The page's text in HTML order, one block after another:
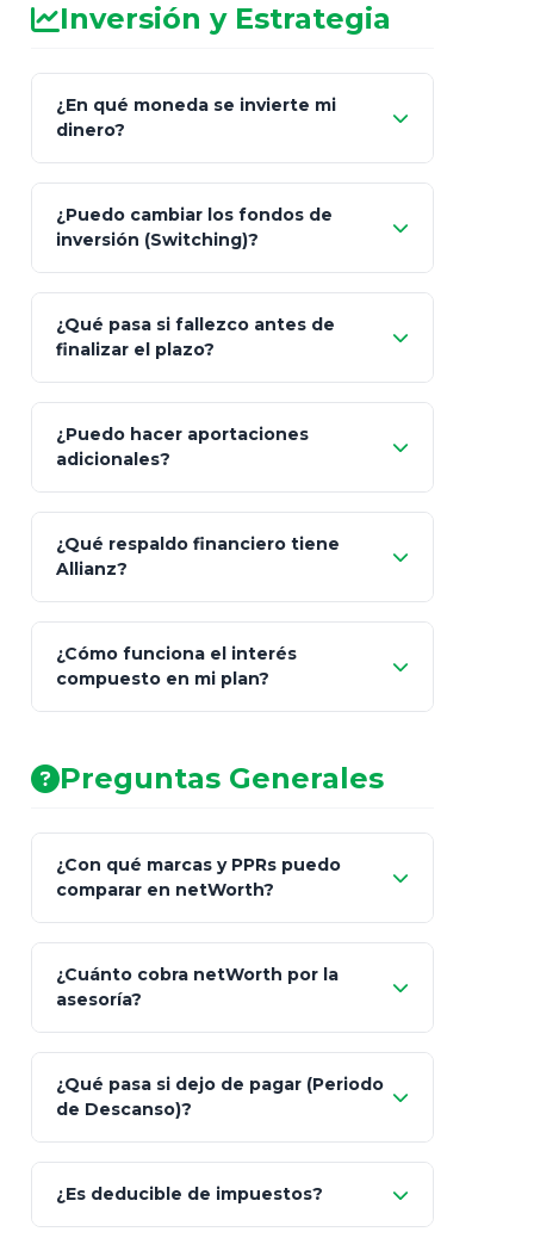
Inversión y Estrategia
¿En qué moneda se invierte mi
dinero?
inflación), Dólares o Euros
¿Puedo cambiar los fondos de
inversión (Switching)?
"Switching" (cambio de fondos)
¿Qué pasa si fallezco antes de
finalizar el plazo?
100% a tus
beneficiarios designados
¿Puedo hacer aportaciones
adicionales?
¿Qué respaldo financiero tiene
Allianz?
AA (Muy Fuerte)
¿Cómo funciona el interés
compuesto en mi plan?
Preguntas Generales
¿Con qué marcas y PPRs puedo
comparar en netWorth?
GNP (Proyecta)
¿Cuánto cobra netWorth por la
asesoría?
¿Qué pasa si dejo de pagar (Periodo
de Descanso)?
¿Es deducible de impuestos?